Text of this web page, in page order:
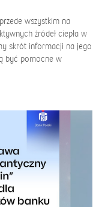
wszystkim na
źródeł ciepła w
skrót informacji na jego
być pomocne w